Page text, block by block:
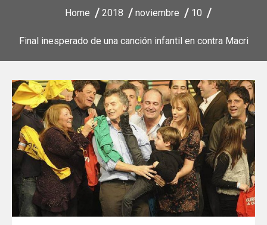
Home 2018 noviembre 10
Final inesperado de una canción infantil en contra Macri